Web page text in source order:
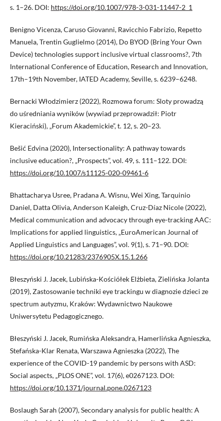
s. 1–26. DOI: https://doi.org/10.1007/978-3-031-11447-2_1
Benigno Vicenza, Caruso Giovanni, Ravicchio Fabrizio, Repetto
Manuela, Trentin Guglielmo (2014), Do BYOD (Bring Your Own
Device) technologies support inclusive virtual classrooms?, 7th
International Conference of Education, Research and Innovation,
17th–19th November, IATED Academy, Seville, s. 6239–6248.
Bernacki Włodzimierz (2022), Rozmowa forum: Sloty prowadzą
do uśredniania wyników (wywiad przeprowadził: Piotr
Kieraciński), „Forum Akademickie”, t. 12, s. 20–23.
Bešić Edvina (2020), Intersectionality: A pathway towards
inclusive education?, „Prospects”, vol. 49, s. 111–122. DOI:
https://doi.org/10.1007/s11125-020-09461-6
Bhattacharya Usree, Pradana A. Wisnu, Wei Xing, Tarquinio
Daniel, Datta Olivia, Anderson Kaleigh, Cruz-Díaz Nicole (2022),
Medical communication and advocacy through eye-tracking AAC:
Implications for applied linguistics, „EuroAmerican Journal of
Applied Linguistics and Languages”, vol. 9(1), s. 71–90. DOI:
https://doi.org/10.21283/2376905X.15.1.266
Błeszyński J. Jacek, Lubińska-Kościółek Elżbieta, Zielińska Jolanta
(2019), Zastosowanie techniki eye trackingu w diagnozie dzieci ze
spectrum autyzmu, Kraków: Wydawnictwo Naukowe
Uniwersytetu Pedagogicznego.
Błeszyński J. Jacek, Rumińska Aleksandra, Hamerlińska Agnieszka,
Stefańska-Klar Renata, Warszawa Agnieszka (2022), The
experience of the COVID-19 pandemic by persons with ASD:
Social aspects, „PLOS ONE”, vol. 17(6), e0267123. DOI:
https://doi.org/10.1371/journal.pone.0267123
Boslaugh Sarah (2007), Secondary analysis for public health: A